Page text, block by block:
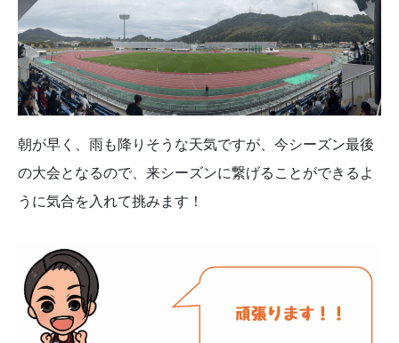
朝が早く、雨も降りそうな天気ですが、今シーズン最後
の大会となるので、来シーズンに繋げることができるよ
うに気合を入れて挑みます！